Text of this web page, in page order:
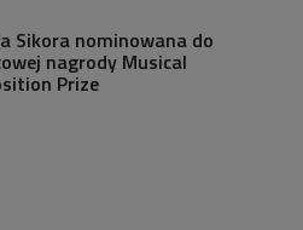
Sikora nominowana do
nagrody Musical
Prize